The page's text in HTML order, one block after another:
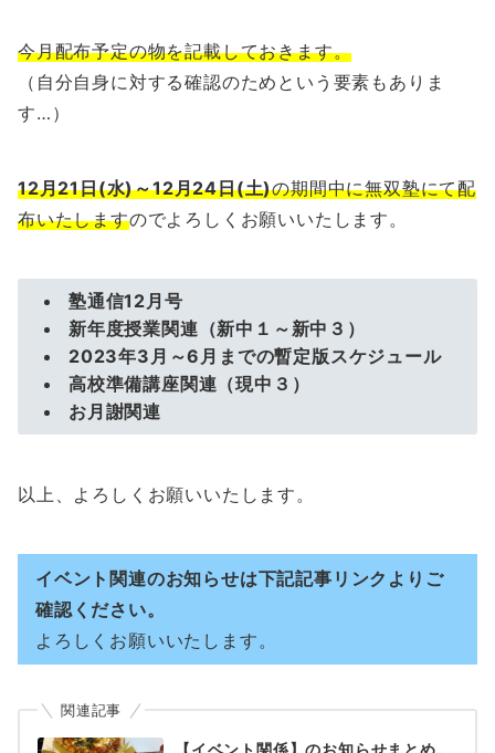
今月配布予定の物を記載しておきます。
（自分自身に対する確認のためという要素もありま
す…）
12月21日(水)～12月24日(土)の期間中に無双塾にて配
布いたしますのでよろしくお願いいたします。
塾通信12月号
新年度授業関連（新中１～新中３）
2023年3月～6月までの暫定版スケジュール
高校準備講座関連（現中３）
お月謝関連
以上、よろしくお願いいたします。
イベント関連のお知らせは下記記事リンクよりご
確認ください。
よろしくお願いいたします。
関連記事